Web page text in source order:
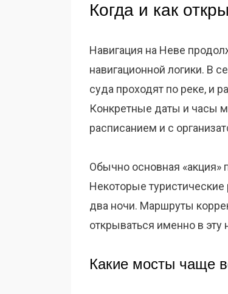
Когда и как
Навигация на Неве
навигационной логики. В
суда проходят по реке, и
Конкретные даты и часы
расписанием и с
Обычно основная «акция»
Некоторые
два ночи. Маршруты
открываться именно в эту
Какие мосты чаще